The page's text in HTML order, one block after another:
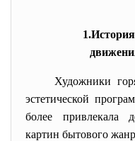
Художники
эстетической
более привлекала
картин бытового